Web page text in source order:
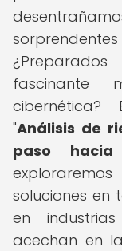
fascinante
cibernética?
"Análisis de
paso
soluciones en
en
acechan en